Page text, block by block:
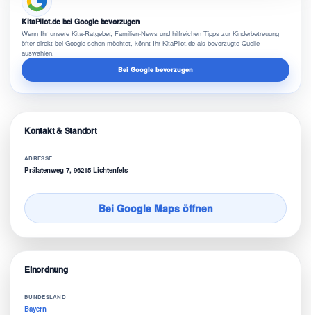
KitaPilot.de bei Google bevorzugen
Wenn Ihr unsere Kita-Ratgeber, Familien-News und hilfreichen Tipps zur Kinderbetreuung
öfter direkt bei Google sehen möchtet, könnt Ihr KitaPilot.de als bevorzugte Quelle
auswählen.
Bei Google bevorzugen
Kontakt & Standort
ADRESSE
Prälatenweg 7, 96215 Lichtenfels
Bei Google Maps öffnen
Einordnung
BUNDESLAND
Bayern